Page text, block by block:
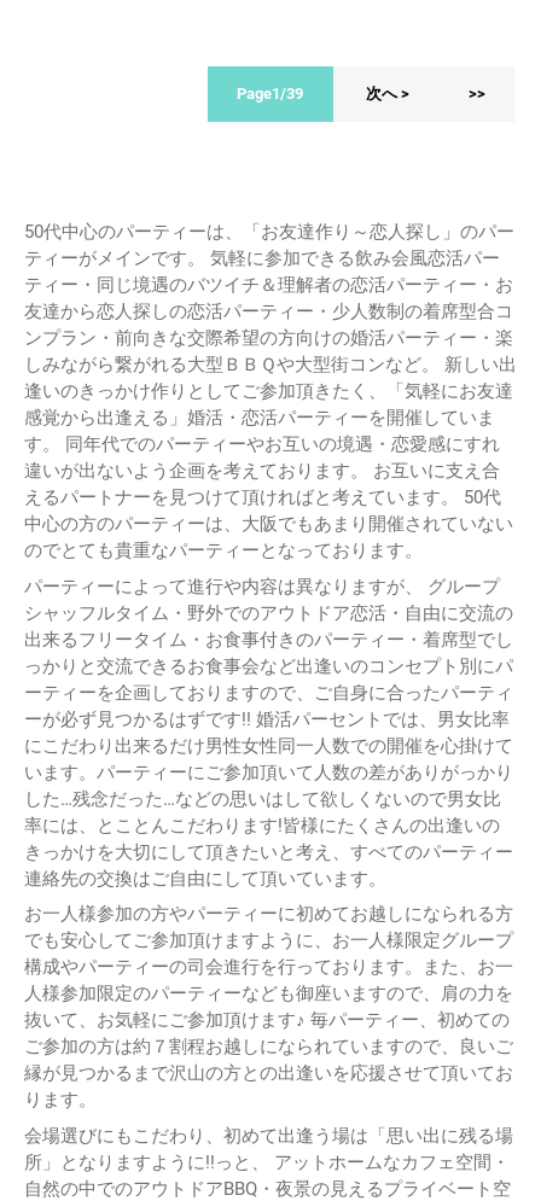
Page1/39 次へ > >>
50代中心のパーティーは、「お友達作り～恋人探し」のパー
ティーがメインです。 気軽に参加できる飲み会風恋活パー
ティー・同じ境遇のバツイチ＆理解者の恋活パーティー・お
友達から恋人探しの恋活パーティー・少人数制の着席型合コ
ンプラン・前向きな交際希望の方向けの婚活パーティー・楽
しみながら繋がれる大型ＢＢＱや大型街コンなど。 新しい出
逢いのきっかけ作りとしてご参加頂きたく、「気軽にお友達
感覚から出逢える」婚活・恋活パーティーを開催していま
す。 同年代でのパーティーやお互いの境遇・恋愛感にすれ
違いが出ないよう企画を考えております。 お互いに支え合
えるパートナーを見つけて頂ければと考えています。 50代
中心の方のパーティーは、大阪でもあまり開催されていない
のでとても貴重なパーティーとなっております。
パーティーによって進行や内容は異なりますが、 グループ
シャッフルタイム・野外でのアウトドア恋活・自由に交流の
出来るフリータイム・お食事付きのパーティー・着席型でし
っかりと交流できるお食事会など出逢いのコンセプト別にパ
ーティーを企画しておりますので、ご自身に合ったパーティ
ーが必ず見つかるはずです!! 婚活パーセントでは、男女比率
にこだわり出来るだけ男性女性同一人数での開催を心掛けて
います。パーティーにご参加頂いて人数の差がありがっかり
した…残念だった…などの思いはして欲しくないので男女比
率には、とことんこだわります!皆様にたくさんの出逢いの
きっかけを大切にして頂きたいと考え、すべてのパーティー
連絡先の交換はご自由にして頂いています。
お一人様参加の方やパーティーに初めてお越しになられる方
でも安心してご参加頂けますように、お一人様限定グループ
構成やパーティーの司会進行を行っております。また、お一
人様参加限定のパーティーなども御座いますので、肩の力を
抜いて、お気軽にご参加頂けます♪ 毎パーティー、初めての
ご参加の方は約７割程お越しになられていますので、良いご
縁が見つかるまで沢山の方との出逢いを応援させて頂いてお
ります。
会場選びにもこだわり、初めて出逢う場は「思い出に残る場
所」となりますように!!っと、 アットホームなカフェ空間・
自然の中でのアウトドアBBQ・夜景の見えるプライベート空